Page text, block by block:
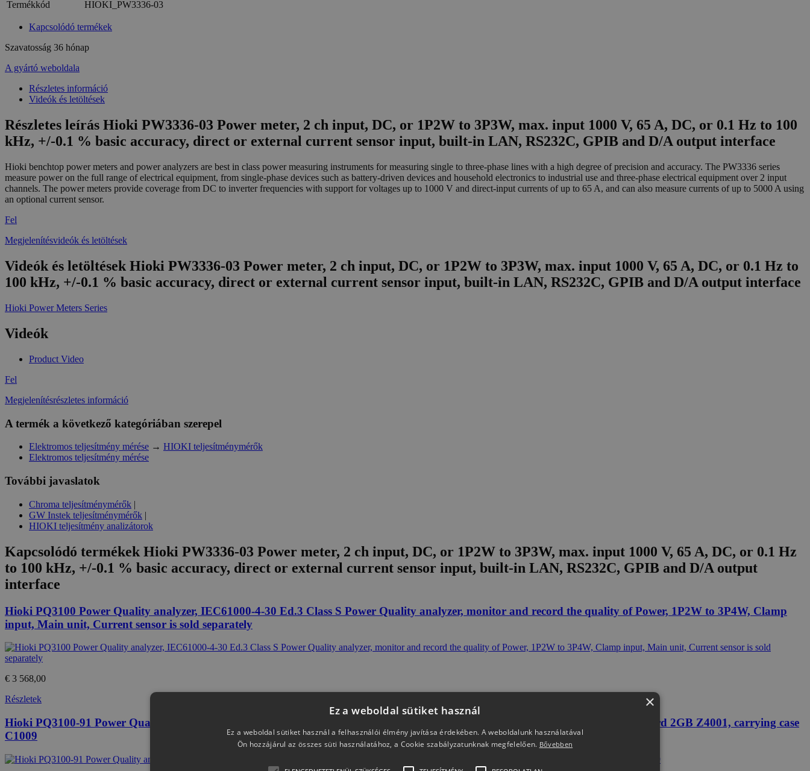
Termékkód
HIOKI_PW3336-03
Kapcsolódó termékek
Szavatosság 36 hónap
A gyártó weboldala
Részletes információ
Videók és letöltések
Részletes leírás Hioki PW3336-03 Power meter, 2 ch input, DC, or 1P2W to 3P3W, max. input 1000 V, 65 A, DC, or 0.1 Hz to 100
kHz, +/-0.1 % basic accuracy, direct or external current sensor input, built-in LAN, RS232C, GPIB and D/A output interface
Hioki benchtop power meters and power analyzers are best in class power measuring instruments for measuring single to three-phase lines with a high degree of precision and accuracy. The PW3336 series
measure power on the full range of electrical equipment, from single-phase devices such as battery-driven devices and household electronics to industrial use and three-phase electrical equipment over 2 input
channels. The power meters provide coverage from DC to inverter frequencies with support for voltages up to 1000 V and direct-input currents of up to 65 A, and can also measure currents of up to 5000 A using
an optional current sensor.
Fel
Megjelenítésvideók és letöltések
Videók és letöltések Hioki PW3336-03 Power meter, 2 ch input, DC, or 1P2W to 3P3W, max. input 1000 V, 65 A, DC, or 0.1 Hz to
100 kHz, +/-0.1 % basic accuracy, direct or external current sensor input, built-in LAN, RS232C, GPIB and D/A output interface
Hioki Power Meters Series
Videók
Product Video
Fel
Megjelenítésrészletes információ
A termék a következő kategóriában szerepel
Elektromos teljesítmény mérése → HIOKI teljesítménymérők
Elektromos teljesítmény mérése
További javaslatok
Chroma teljesítménymérők |
GW Instek teljesítménymérők |
HIOKI teljesítmény analizátorok
Kapcsolódó termékek Hioki PW3336-03 Power meter, 2 ch input, DC, or 1P2W to 3P3W, max. input 1000 V, 65 A, DC, or 0.1 Hz
to 100 kHz, +/-0.1 % basic accuracy, direct or external current sensor input, built-in LAN, RS232C, GPIB and D/A output
interface
Hioki PQ3100 Power Quality analyzer, IEC61000-4-30 Ed.3 Class S Power Quality analyzer, monitor and record the quality of Power, 1P2W to 3P4W, Clamp
input, Main unit, Current sensor is sold separately
€ 3 568,00
Részletek
Hioki PQ3100-91 Power Quality analyzer Kit, contains: PQ3100 main unit, 2x AC Current sensor CT7136 (600 A), SD Memory Card 2GB Z4001, carrying case
C1009
×
Ez a weboldal sütiket használ
Ez a weboldal sütiket használ a felhasználói élmény javítása érdekében. A weboldalunk használatával
Ön hozzájárul az összes süti használatához, a Cookie szabályzatunknak megfelelően. Bővebben